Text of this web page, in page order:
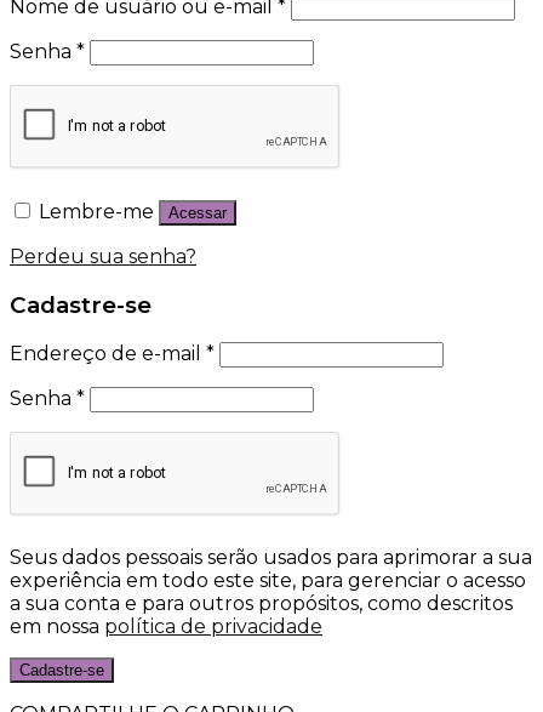
Nome de usuário ou e-mail *
Senha *
Lembre-me Acessar
Perdeu sua senha?
Cadastre-se
Endereço de e-mail *
Senha *
Seus dados pessoais serão usados para aprimorar a sua
experiência em todo este site, para gerenciar o acesso
a sua conta e para outros propósitos, como descritos
em nossa política de privacidade
Cadastre-se